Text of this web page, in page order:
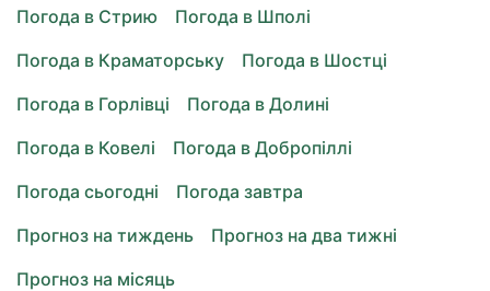
Погода в Стрию
Погода в Шполі
Погода в Краматорську
Погода в Шостці
Погода в Горлівці
Погода в Долині
Погода в Ковелі
Погода в Добропіллі
Погода сьогодні
Погода завтра
Прогноз на тиждень
Прогноз на два тижні
Прогноз на місяць